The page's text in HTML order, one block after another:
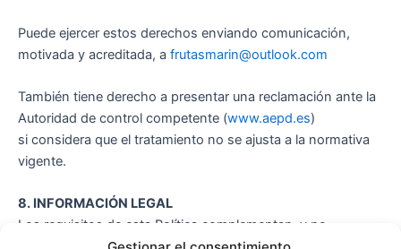
Puede ejercer estos derechos enviando comunicación,
motivada y acreditada, a frutasmarin@outlook.com
También tiene derecho a presentar una reclamación ante la
Autoridad de control competente (www.aepd.es)
si considera que el tratamiento no se ajusta a la normativa
vigente.
8. INFORMACIÓN LEGAL
Los requisitos de esta Política complementan, y no